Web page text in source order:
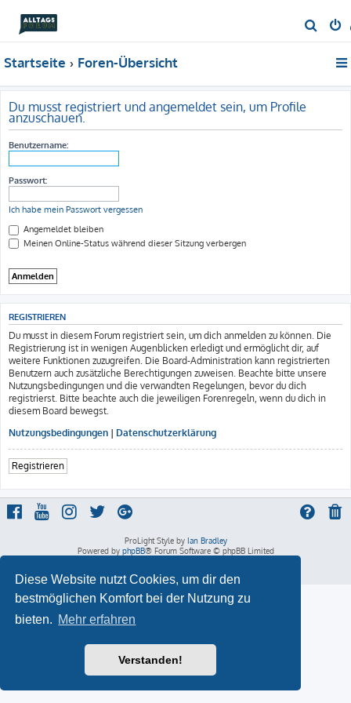
Diese Website nutzt Cookies, um dir den
bestmöglichen Komfort bei der Nutzung zu
bieten. Mehr erfahren
Verstanden!
u
Startseite Foren-Übersicht
Du musst registriert und angemeldet sein, um Profile
anzuschauen.
Benutzername:
Passwort:
Ich habe mein Passwort vergessen
Angemeldet bleiben
Meinen Online-Status während dieser Sitzung verbergen
REGISTRIEREN
Du musst in diesem Forum registriert sein, um dich anmelden zu können. Die
Registrierung ist in wenigen Augenblicken erledigt und ermöglicht dir, auf
weitere Funktionen zuzugreifen. Die Board-Administration kann registrierten
Benutzern auch zusätzliche Berechtigungen zuweisen. Beachte bitte unsere
Nutzungsbedingungen und die verwandten Regelungen, bevor du dich
registrierst. Bitte beachte auch die jeweiligen Forenregeln, wenn du dich in
diesem Board bewegst.
Nutzungsbedingungen | Datenschutzerklärung
Registrieren
ProLight Style by Ian Bradley
Powered by phpBB® Forum Software © phpBB Limited